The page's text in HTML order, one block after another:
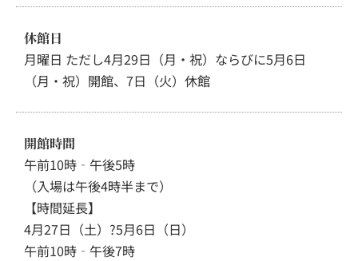
休館日
月曜日 ただし4月29日（月・祝）ならびに5月6日
（月・祝）開館、7日（火）休館
開館時間
午前10時‐午後5時
（入場は午後4時半まで）
【時間延長】
4月27日（土）?5月6日（日）
午前10時‐午後7時